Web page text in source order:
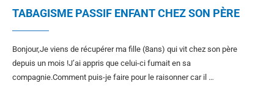
TABAGISME PASSIF ENFANT CHEZ SON PÈRE
Bonjour,Je viens de récupérer ma fille (8ans) qui vit chez son père
depuis un mois !J’ai appris que celui-ci fumait en sa
compagnie.Comment puis-je faire pour le raisonner car il …